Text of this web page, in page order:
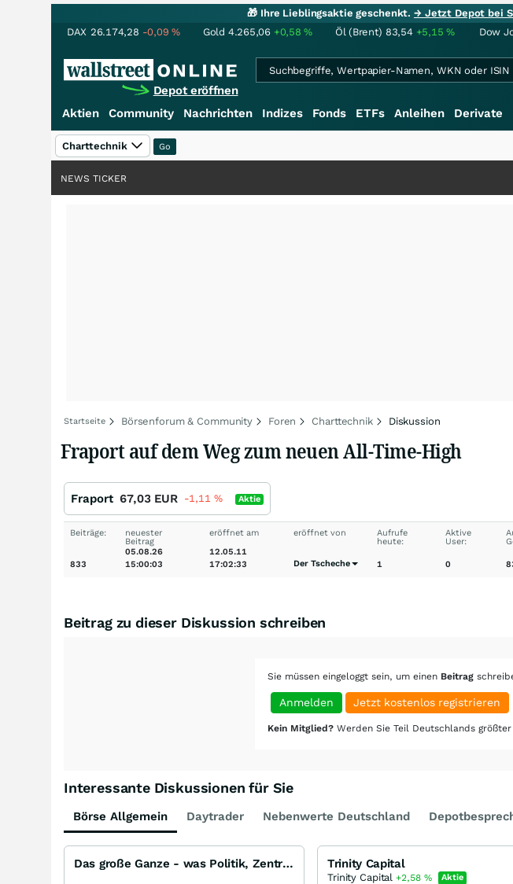
🎁 Ihre Lieblingsaktie geschenkt.→ Jetzt Depot bei
DAX 26.174,28 -0,09% Gold 4.265,06 +0,58% Öl (Brent) 83,54 +5,15% Dow
Depot eröffnen
Aktien Community Nachrichten Indizes Fonds ETFs Anleihen Derivate
Charttechnik
NEWS TICKER
Startseite Börsenforum & Community Foren Charttechnik Diskussion
Fraport auf dem Weg zum neuen All-Time-High
Fraport 67,03 EUR -1,11 % Aktie
Beiträge:
833
neuester
Beitrag
05.08.26
15:00:03
eröffnet am
12.05.11
17:02:33
eröffnet von
Der Tscheche
Aufrufe
heute:
1
Aktive
User:
0
Beitrag zu dieser Diskussion schreiben
Sie müssen eingeloggt sein, um einen Beitrag
Anmelden Jetzt kostenlos registrieren
Kein Mitglied? Werden Sie Teil Deutschlands
Interessante Diskussionen für Sie
Börse Allgemein Daytrader Nebenwerte Deutschland
Das große Ganze - was Politik, Zentralbanken, Trends, Medien und Gesellschaft mit Aktien, Rohstoffen Trinity Capital
Trinity Capital +2,58% Aktie